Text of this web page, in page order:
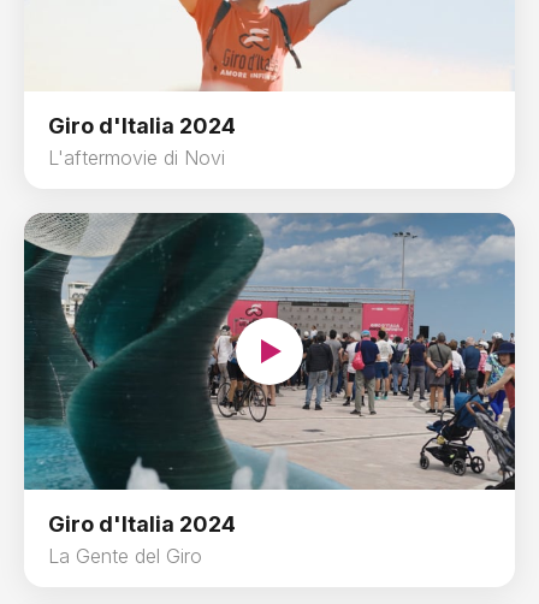
Giro d'Italia 2024
L'aftermovie di Novi
Giro d'Italia 2024
La Gente del Giro